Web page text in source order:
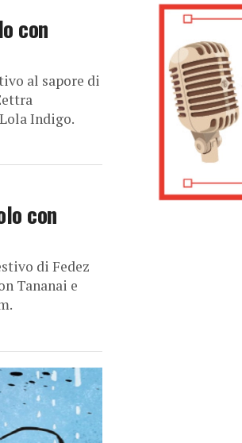
con
al sapore di
Indigo.
con
di Fedez
Tananai e